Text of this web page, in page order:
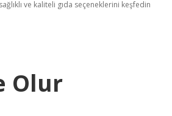
ve kaliteli gıda seçeneklerini keşfedin
Olur